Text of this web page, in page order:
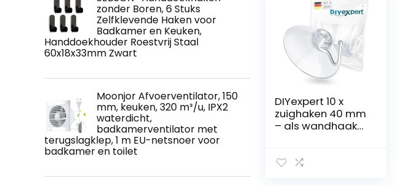
zonder Boren, 6 Stuks
Zelfklevende Haken voor
Badkamer en Keuken,
Handdoekhouder Roestvrij Staal
60x18x33mm Zwart
Moonjor Afvoerventilator, 150
mm, keuken, 320 m³/u, IPX2
waterdicht,
badkamerventilator met
terugslagklep, 1 m EU-netsnoer voor
badkamer en toilet
DIYexpert 10 x
zuighaken 40 mm
– als wandhaak
metalen haak –